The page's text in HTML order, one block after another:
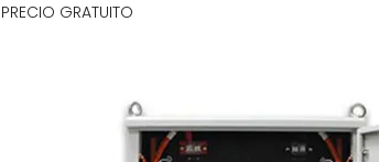
PRECIO GRATUITO